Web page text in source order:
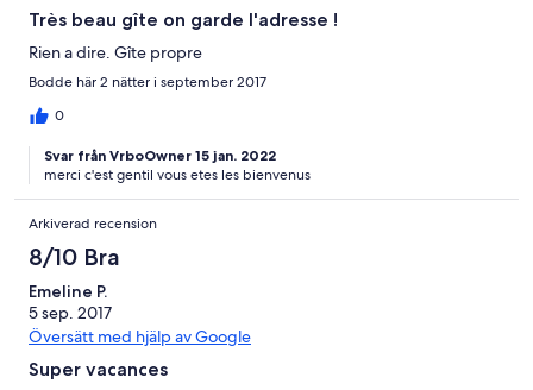
Très beau gîte on garde l'adresse !
Rien a dire. Gîte propre
Bodde här 2 nätter i september 2017
0
Svar från VrboOwner 15 jan. 2022
merci c'est gentil vous etes les bienvenus
Arkiverad recension
8/10 Bra
Emeline P.
5 sep. 2017
Översätt med hjälp av Google
Super vacances